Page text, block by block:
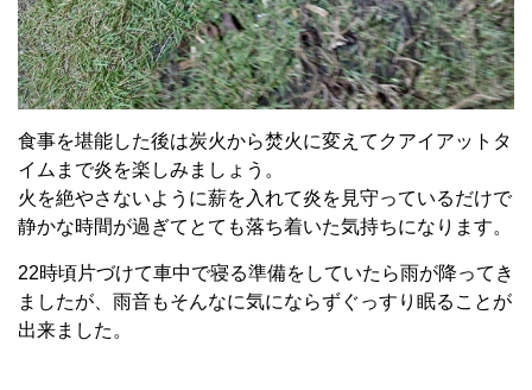
食事を堪能した後は炭火から焚火に変えてクアイアットタ
イムまで炎を楽しみましょう。
火を絶やさないように薪を入れて炎を見守っているだけで
静かな時間が過ぎてとても落ち着いた気持ちになります。
22時頃片づけて車中で寝る準備をしていたら雨が降ってき
ましたが、雨音もそんなに気にならずぐっすり眠ることが
出来ました。